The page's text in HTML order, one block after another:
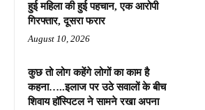
हुई महिला की हुई पहचान, एक आरोपी
गिरफ्तार, दूसरा फरार
August 10, 2026
कुछ तो लोग कहेंगे लोगों का काम है
कहना…..इलाज पर उठे सवालों के बीच
शिवाय हॉस्पिटल ने सामने रखा अपना